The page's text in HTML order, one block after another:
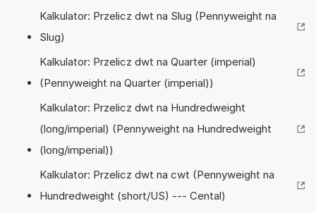
Kalkulator: Przelicz dwt na Slug (Pennyweight na
Slug)
Kalkulator: Przelicz dwt na Quarter (imperial)
(Pennyweight na Quarter (imperial))
Kalkulator: Przelicz dwt na Hundredweight
(long/imperial) (Pennyweight na Hundredweight
(long/imperial))
Kalkulator: Przelicz dwt na cwt (Pennyweight na
Hundredweight (short/US) --- Cental)